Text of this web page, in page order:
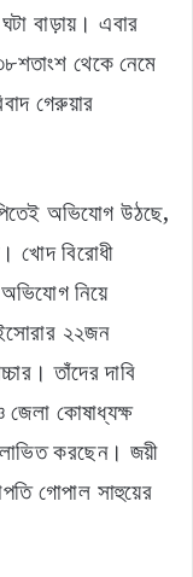
বাড়ায়। এবার
থেকে নেমে
গেরুয়ার
অভিযোগ উঠছে,
খোদ বিরোধী
নিয়ে
২২জন
তাঁদের দাবি
জেলা কোষাধ্যক্ষ
করছেন। জয়ী
গোপাল সাহুয়ের